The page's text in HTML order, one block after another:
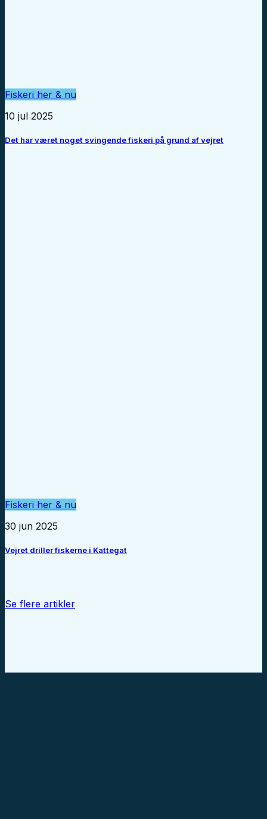
Fiskeri her & nu
10 jul 2025
Det har været noget svingende fiskeri på grund af vejret
Fiskeri her & nu
30 jun 2025
Vejret driller fiskerne i Kattegat
Se flere artikler